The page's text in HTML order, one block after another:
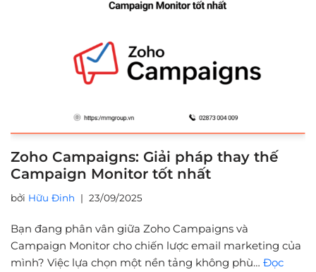
Zoho Campaigns: Giải pháp thay thế
Campaign Monitor tốt nhất
bởi Hữu Đinh 23/09/2025
Bạn đang phân vân giữa Zoho Campaigns và
Campaign Monitor cho chiến lược email marketing của
mình? Việc lựa chọn một nền tảng không phù… Đọc